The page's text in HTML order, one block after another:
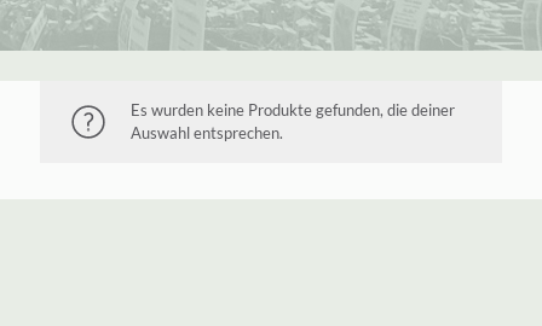
Es wurden keine Produkte gefunden, die deiner
Auswahl entsprechen.